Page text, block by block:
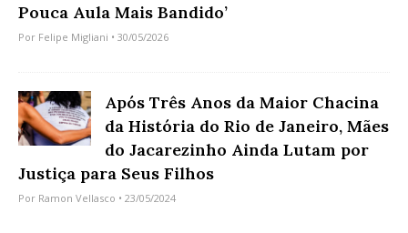
Pouca Aula Mais Bandido’
Por Felipe Migliani • 30/05/2026
Após Três Anos da Maior Chacina
da História do Rio de Janeiro, Mães
do Jacarezinho Ainda Lutam por
Justiça para Seus Filhos
Por Ramon Vellasco • 23/05/2024